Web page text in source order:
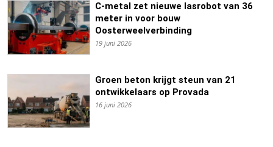
C-metal zet nieuwe lasrobot van 36
meter in voor bouw
Oosterweelverbinding
19 juni 2026
Groen beton krijgt steun van 21
ontwikkelaars op Provada
16 juni 2026